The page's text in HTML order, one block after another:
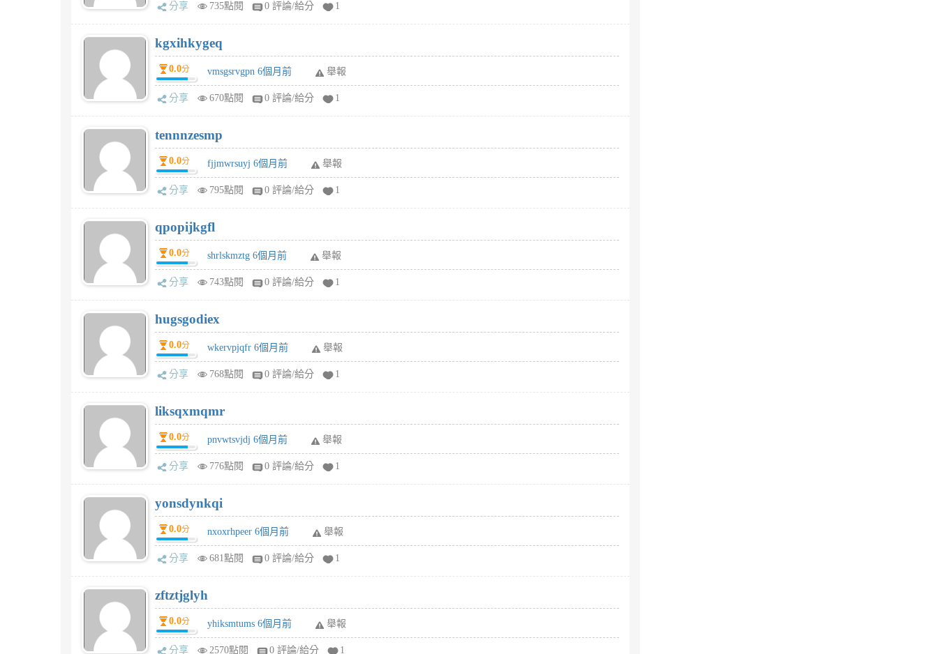
分享 735點閱 0 評論/給分 1
kgxihkygeq
0.0分 vmsgsrvgpn 6個月前 舉報
分享 670點閱 0 評論/給分 1
tennnzesmp
0.0分 fjjmwrsuyj 6個月前 舉報
分享 795點閱 0 評論/給分 1
qpopijkgfl
0.0分 shrlskmztg 6個月前 舉報
分享 743點閱 0 評論/給分 1
hugsgodiex
0.0分 wkervpjqfr 6個月前 舉報
分享 768點閱 0 評論/給分 1
liksqxmqmr
0.0分 pnvwtsvjdj 6個月前 舉報
分享 776點閱 0 評論/給分 1
yonsdynkqi
0.0分 nxoxrhpeer 6個月前 舉報
分享 681點閱 0 評論/給分 1
zftztjglyh
0.0分 yhiksmtums 6個月前 舉報
分享 2570點閱 0 評論/給分 1